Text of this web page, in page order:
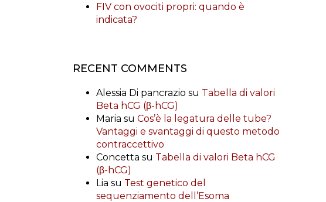
FIV con ovociti propri: quando è
indicata?
RECENT COMMENTS
Alessia Di pancrazio su Tabella di valori
Beta hCG (β-hCG)
Maria su Cos’è la legatura delle tube?
Vantaggi e svantaggi di questo metodo
contraccettivo
Concetta su Tabella di valori Beta hCG
(β-hCG)
Lia su Test genetico del
sequenziamento dell’Esoma